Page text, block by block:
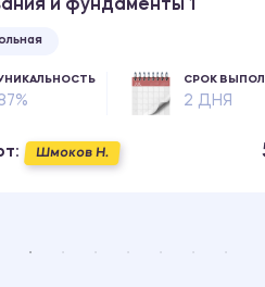
и фундаменты 1
СРОК
2 ДНЯ
Шмоков Н.